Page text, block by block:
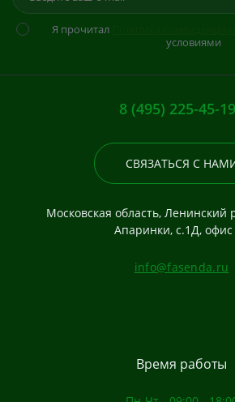
Я прочитал
условиями
8 (495) 225-45-19
СВЯЗАТЬСЯ С
Московская область, Ленинский
Апаринки, с.1Д, офис
info@fasenda.ru
Время работы